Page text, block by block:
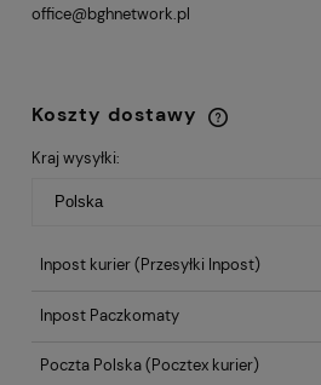
office@bghnetwork.pl
Koszty dostawy
Cena nie zawiera
płatności
Kraj wysyłki:
Inpost kurier(Przesyłki Inpost)
Inpost Paczkomaty
Poczta Polska(Pocztex kurier)